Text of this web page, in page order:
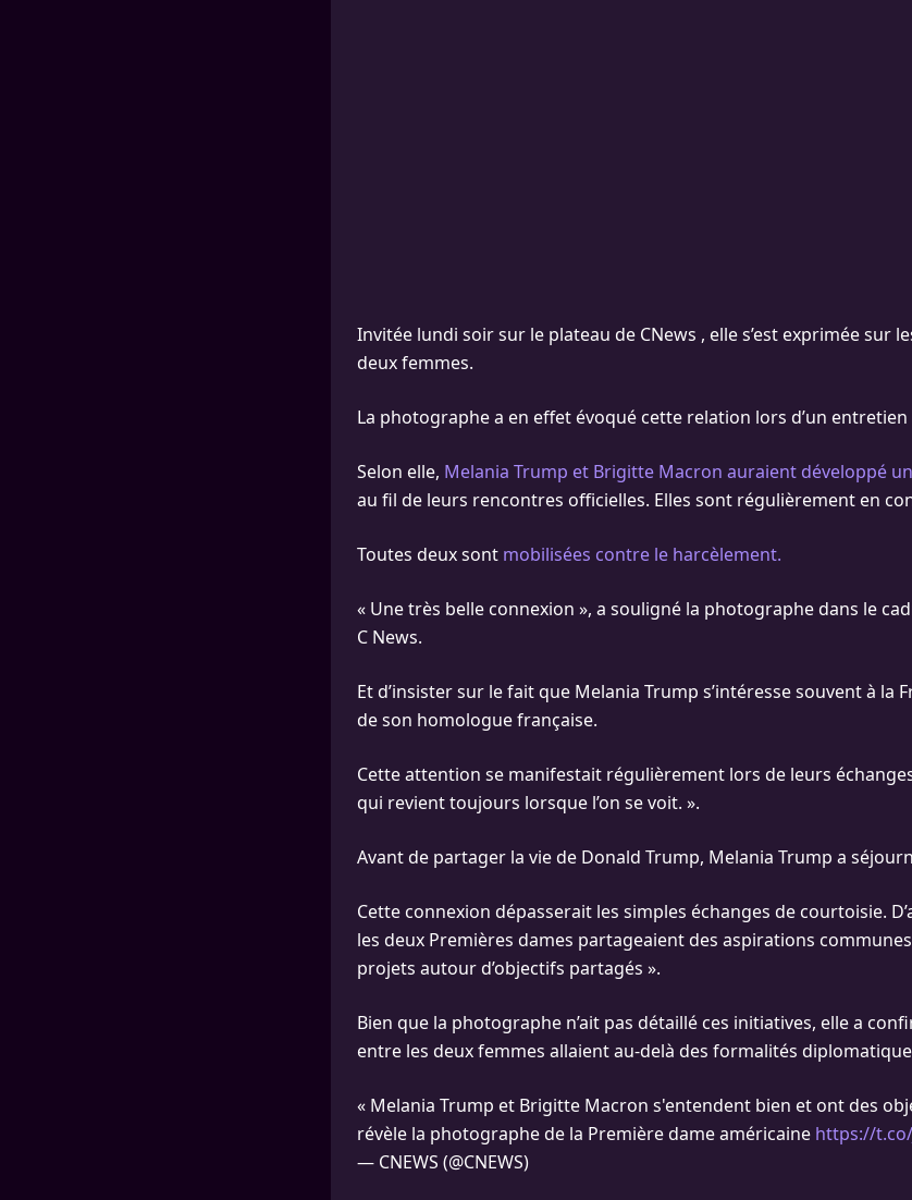
Invitée lundi soir sur le plateau de CNews , elle s’est exprimée sur
deux femmes.
La photographe a en effet évoqué cette relation lors d’un entretien
Selon elle, Melania Trump et Brigitte Macron auraient développé
au fil de leurs rencontres officielles. Elles sont régulièrement en
Toutes deux sont mobilisées contre le harcèlement.
« Une très belle connexion », a souligné la photographe dans le
C News.
Et d’insister sur le fait que Melania Trump s’intéresse souvent à la
de son homologue française.
Cette attention se manifestait régulièrement lors de leurs échanges
qui revient toujours lorsque l’on se voit. ».
Avant de partager la vie de Donald Trump, Melania Trump a
Cette connexion dépasserait les simples échanges de courtoisie.
les deux Premières dames partageaient des aspirations
projets autour d’objectifs partagés ».
Bien que la photographe n’ait pas détaillé ces initiatives, elle a
entre les deux femmes allaient au-delà des formalités
« Melania Trump et Brigitte Macron s'entendent bien et ont des
révèle la photographe de la Première dame américaine https://t.co/
— CNEWS (@CNEWS)